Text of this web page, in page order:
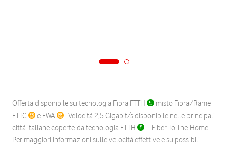
Offerta disponibile su tecnologia Fibra FTTH
misto Fibra/Rame
FTTC
e FWA
. Velocità 2,5 Gigabit/s disponibile nelle principali
città italiane coperte da tecnologia FTTH
– Fiber To The Home.
Per maggiori informazioni sulle velocità effettive e su possibili